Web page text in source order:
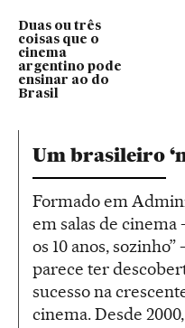
Duas ou três
coisas que o
cinema
argentino pode
ensinar ao do
Brasil
Um brasileiro
Formado em
em salas de cinema
os 10 anos,
parece ter
sucesso na
cinema. Desde